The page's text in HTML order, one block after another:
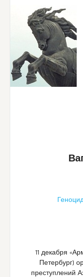
11 декабря
Петербург)
преступлений